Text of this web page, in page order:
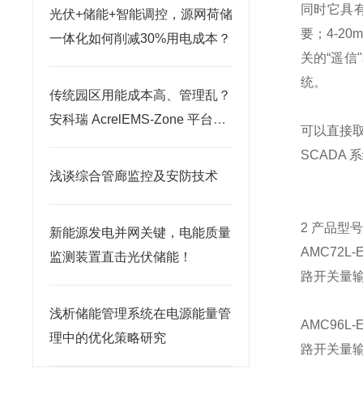
光伏+储能+智能调控，源网荷储
一体化如何削减30%用电成本？
传统园区用能成本高、管理乱？
安科瑞 AcrelEMS-Zone 平台开
浅谈综合管廊监控及安防技术
新能源发电并网关键，电能质量
监测装置直击光伏储能！
浅析储能管理系统在电源能量管
理中的优化策略研究
同时它具
要；4-
关的“遥
统。
可以直接
SCADA
2 产品型
AMC72L-
路开关量
AMC96L-
路开关量